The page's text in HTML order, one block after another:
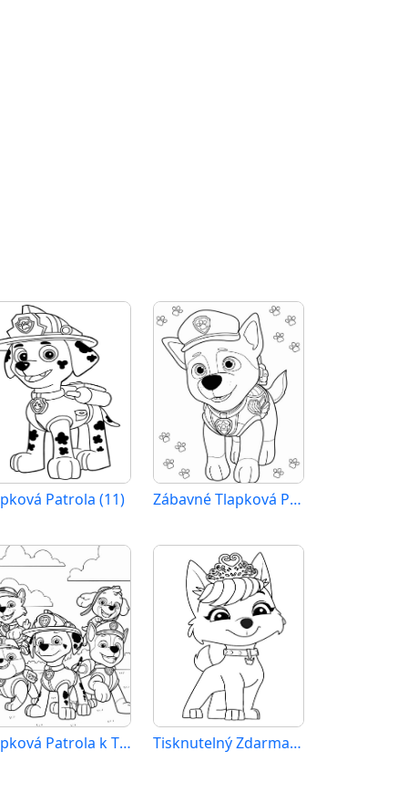
Patrola (11) Zábavné Tlapková Patrola
Tlapková Patrola k Tisku Tisknutelný Zdarma Tlapková Patrola